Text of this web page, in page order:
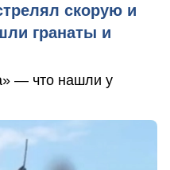
скорую и
гранаты и
— что нашли у